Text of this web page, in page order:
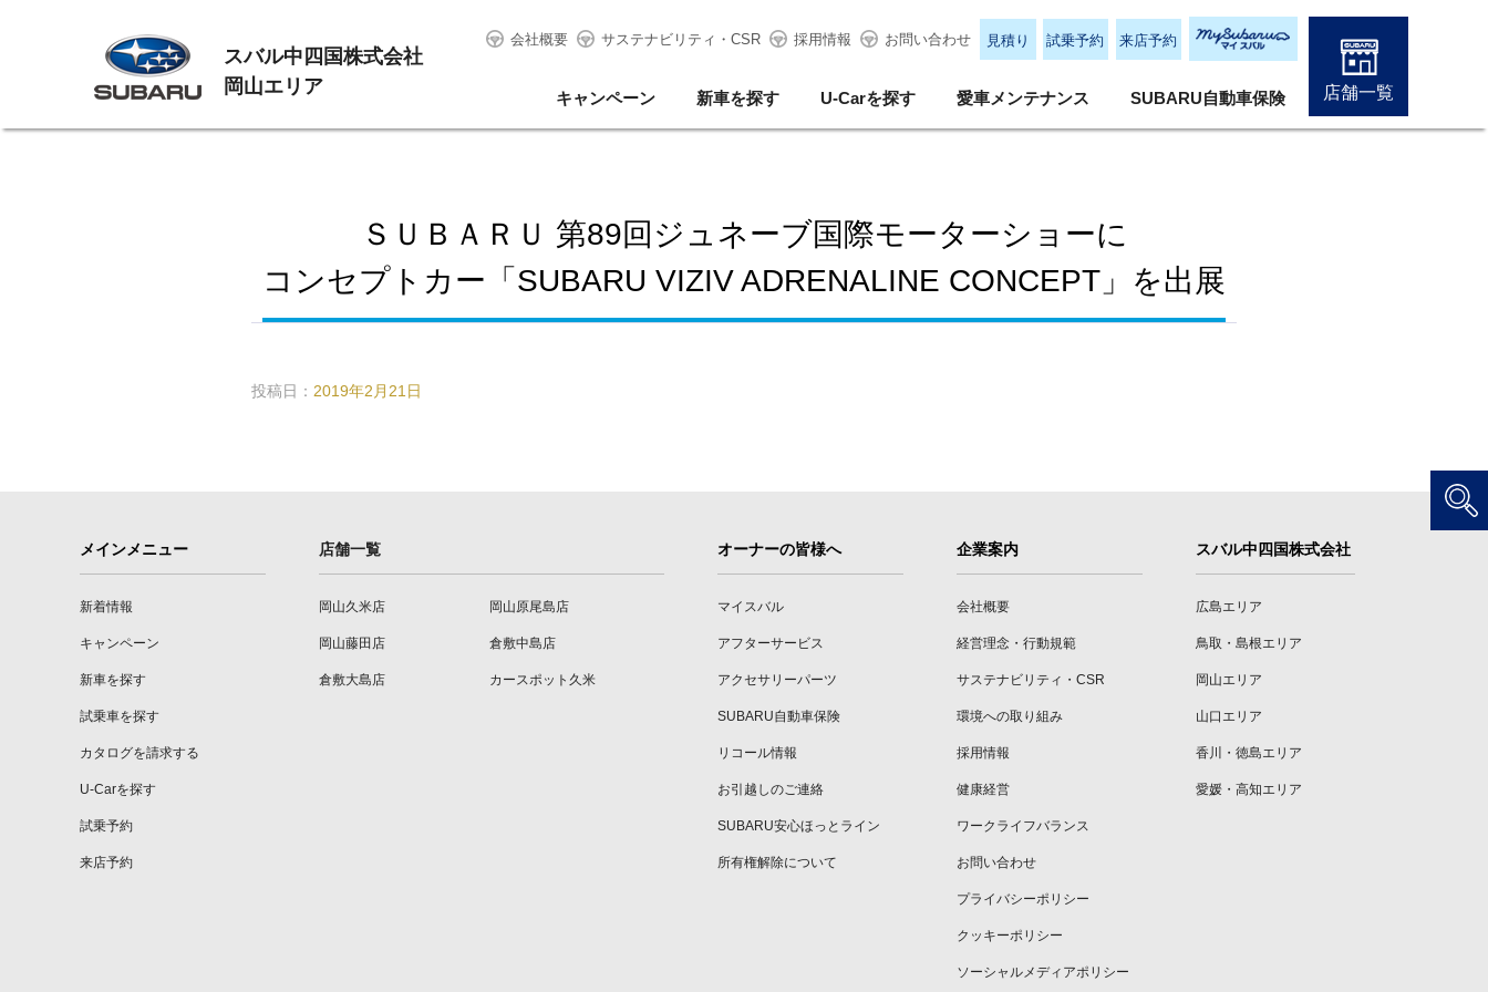
スバル中四国株式会社
岡山エリア
会社概要 サステナビリティ・CSR 採用情報 お問い合わせ 見積り 試乗予約 来店予約
キャンペーン 新車を探す U-Carを探す 愛車メンテナンス SUBARU自動車保険 店舗一覧
ＳＵＢＡＲＵ 第89回ジュネーブ国際モーターショーに
コンセプトカー「SUBARU VIZIV ADRENALINE CONCEPT」を出展
投稿日： 2019年2月21日
メインメニュー
新着情報
キャンペーン
新車を探す
試乗車を探す
カタログを請求する
U-Carを探す
試乗予約
来店予約
店舗一覧
岡山久米店 岡山原尾島店
岡山藤田店 倉敷中島店
倉敷大島店 カースポット久米
オーナーの皆様へ
マイスバル
アフターサービス
アクセサリーパーツ
SUBARU自動車保険
リコール情報
お引越しのご連絡
SUBARU安心ほっとライン
所有権解除について
企業案内
会社概要
経営理念・行動規範
サステナビリティ・CSR
環境への取り組み
採用情報
健康経営
ワークライフバランス
お問い合わせ
プライバシーポリシー
クッキーポリシー
ソーシャルメディアポリシー
スバル中四国株式会社
広島エリア
鳥取・島根エリア
岡山エリア
山口エリア
香川・徳島エリア
愛媛・高知エリア